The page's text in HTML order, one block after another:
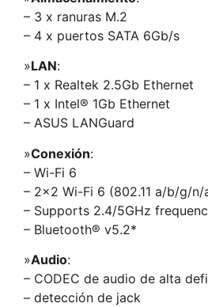
– 3 x ranuras M.2
– 4 x puertos SATA 6Gb/s
»LAN:
– 1 x Realtek 2.5Gb Ethernet
– 1 x Intel® 1Gb Ethernet
– ASUS LANGuard
»Conexión:
– Wi-Fi 6
– 2×2 Wi-Fi 6 (802.11 a/b/g/n/
– Supports 2.4/5GHz
– Bluetooth® v5.2*
»Audio:
– CODEC de audio de alta
– detección de jack